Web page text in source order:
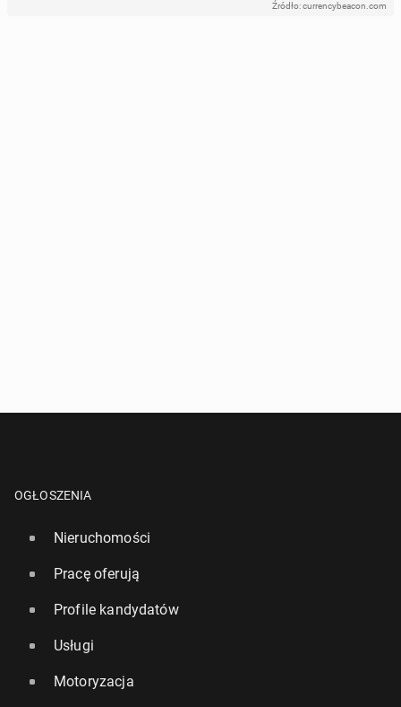
Źródło: currencybeacon.com
OGŁOSZENIA
Nieruchomości
Pracę oferują
Profile kandydatów
Usługi
Motoryzacja